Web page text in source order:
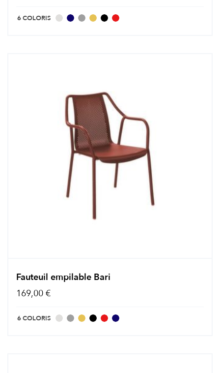
6 COLORIS
Fauteuil empilable Bari
169,00 €
6 COLORIS